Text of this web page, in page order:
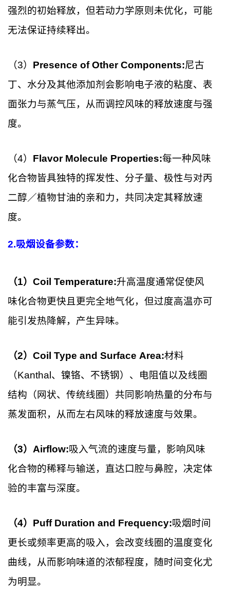
强烈的初始释放，但若动力学原则未优化，可能
无法保证持续释出。
（3） Presence of Other Components:尼古
丁、水分及其他添加剂会影响电子液的粘度、表
面张力与蒸气压，从而调控风味的释放速度与强
度。
（4） Flavor Molecule Properties:每一种风味
化合物皆具独特的挥发性、分子量、极性与对丙
二醇／植物甘油的亲和力，共同决定其释放速
度。
2.吸烟设备参数：
（1）Coil Temperature:升高温度通常促使风
味化合物更快且更完全地气化，但过度高温亦可
能引发热降解，产生异味。
（2）Coil Type and Surface Area:材料
（Kanthal、镍铬、不锈钢）、电阻值以及线圈
结构（网状、传统线圈）共同影响热量的分布与
蒸发面积，从而左右风味的释放速度与效果。
（3）Airflow:吸入气流的速度与量，影响风味
化合物的稀释与输送，直达口腔与鼻腔，决定体
验的丰富与深度。
（4）Puff Duration and Frequency:吸烟时间
更长或频率更高的吸入，会改变线圈的温度变化
曲线，从而影响味道的浓郁程度，随时间变化尤
为明显。